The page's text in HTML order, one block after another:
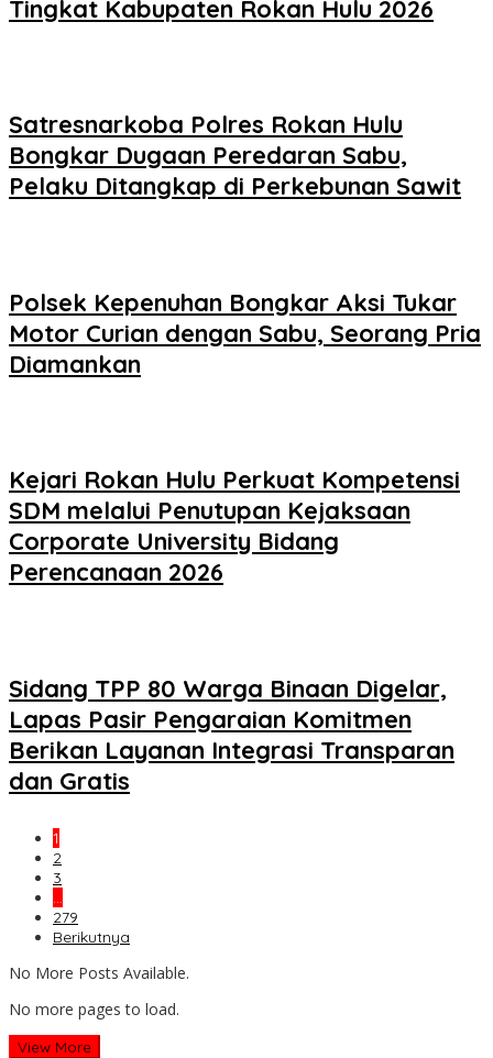
Tingkat Kabupaten Rokan Hulu 2026
Satresnarkoba Polres Rokan Hulu
Bongkar Dugaan Peredaran Sabu,
Pelaku Ditangkap di Perkebunan Sawit
Polsek Kepenuhan Bongkar Aksi Tukar
Motor Curian dengan Sabu, Seorang Pria
Diamankan
Kejari Rokan Hulu Perkuat Kompetensi
SDM melalui Penutupan Kejaksaan
Corporate University Bidang
Perencanaan 2026
Sidang TPP 80 Warga Binaan Digelar,
Lapas Pasir Pengaraian Komitmen
Berikan Layanan Integrasi Transparan
dan Gratis
1
2
3
…
279
Berikutnya
No More Posts Available.
No more pages to load.
View More